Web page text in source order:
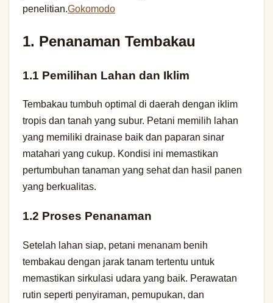
penelitian.Gokomodo
1. Penanaman Tembakau
1.1 Pemilihan Lahan dan Iklim
Tembakau tumbuh optimal di daerah dengan iklim
tropis dan tanah yang subur. Petani memilih lahan
yang memiliki drainase baik dan paparan sinar
matahari yang cukup. Kondisi ini memastikan
pertumbuhan tanaman yang sehat dan hasil panen
yang berkualitas.
1.2 Proses Penanaman
Setelah lahan siap, petani menanam benih
tembakau dengan jarak tanam tertentu untuk
memastikan sirkulasi udara yang baik. Perawatan
rutin seperti penyiraman, pemupukan, dan